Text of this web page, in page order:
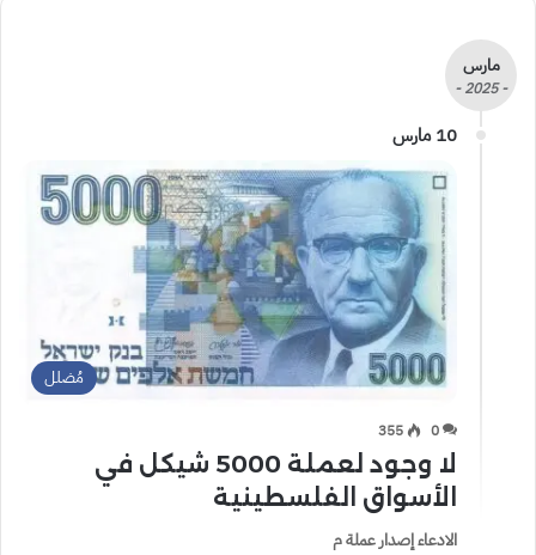
مارس
- 2025 -
10 مارس
مُضلل
0
355
لا وجود لعملة 5000 شيكل في
الأسواق الفلسطينية
الادعاء إصدار عملة م